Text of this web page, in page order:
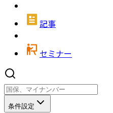
記事
セミナー
条件設定